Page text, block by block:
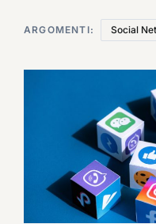
ARGOMENTI: Social